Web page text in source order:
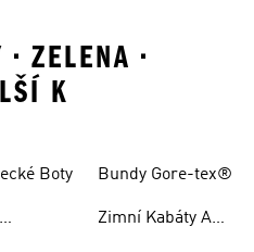
ZELENA •
K
Boty Bundy Gore-tex®
Zimní Kabáty A